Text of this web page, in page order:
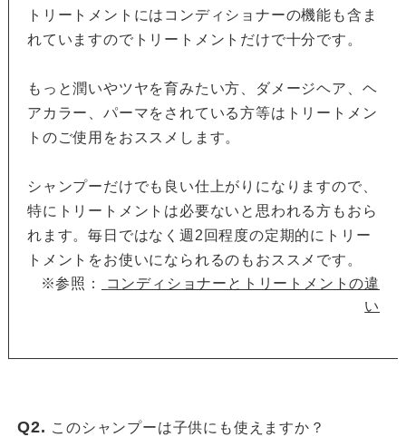
トリートメントにはコンディショナーの機能も含ま
れていますのでトリートメントだけで十分です。
もっと潤いやツヤを育みたい方、ダメージヘア、ヘ
アカラー、パーマをされている方等はトリートメン
トのご使用をおススメします。
シャンプーだけでも良い仕上がりになりますので、
特にトリートメントは必要ないと思われる方もおら
れます。毎日ではなく週2回程度の定期的にトリー
トメントをお使いになられるのもおススメです。
※参照：
コンディショナーとトリートメントの違
い
Q2. このシャンプーは子供にも使えますか？